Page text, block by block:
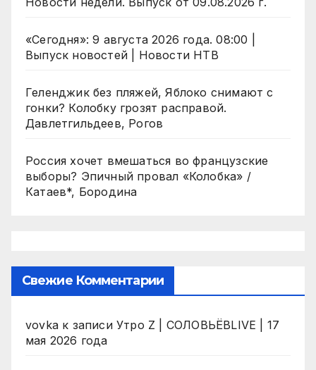
«Сегодня»: 9 августа 2026 года. 08:00 |
Выпуск новостей | Новости НТВ
Геленджик без пляжей, Яблоко снимают с
гонки? Колобку грозят расправой.
Давлетгильдеев, Рогов
Россия хочет вмешаться во французские
выборы? Эпичный провал «Колобка» /
Катаев*, Бородина
Свежие Комментарии
vovka к записи Утро Z | СОЛОВЬЁВLIVE | 17
мая 2026 года